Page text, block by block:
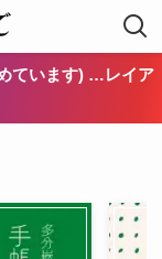
ています) …レイア